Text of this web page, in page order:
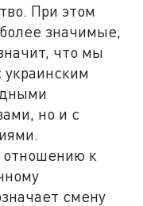
При этом
значимые,
что мы
но и с
отношению к
смену